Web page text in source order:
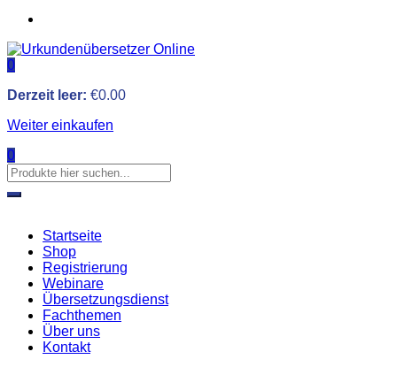
0
Derzeit leer: €0.00
Weiter einkaufen
0
Startseite
Shop
Registrierung
Webinare
Übersetzungsdienst
Fachthemen
Über uns
Kontakt